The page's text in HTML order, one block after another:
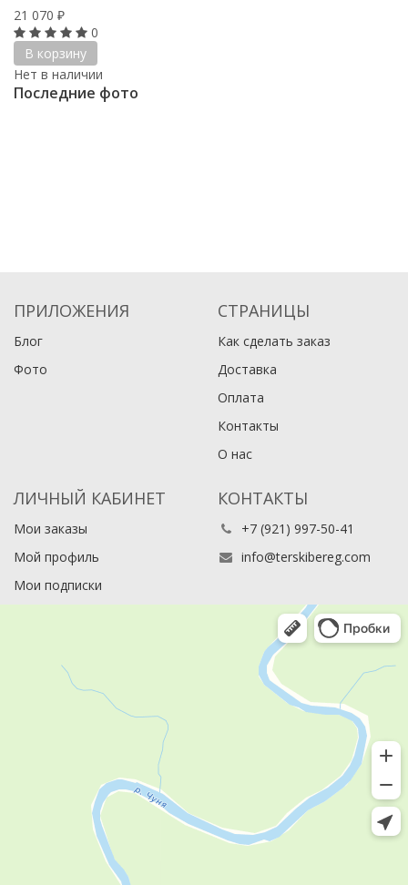
21 070 ₽
0
В корзину
Нет в наличии
Последние фото
ПРИЛОЖЕНИЯ
Блог
Фото
СТРАНИЦЫ
Как сделать заказ
Доставка
Оплата
Контакты
О нас
ЛИЧНЫЙ КАБИНЕТ
Мои заказы
Мой профиль
Мои подписки
КОНТАКТЫ
+7 (921) 997-50-41
info@terskibereg.com